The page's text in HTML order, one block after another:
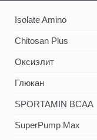
Isolate Amino
Chitosan Plus
Оксиэлит
Глюкан
SPORTAMIN ВСАА
SuperPump Max